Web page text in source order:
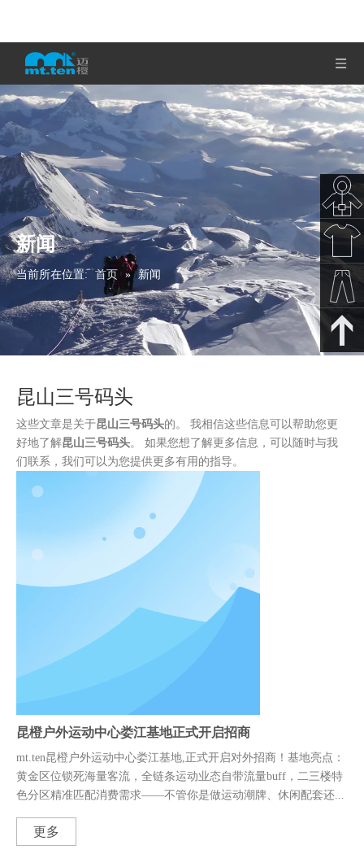
新闻
当前所在位置: 首页 » 新闻
昆山三号码头
这些文章是关于昆山三号码头的。 我相信这些信息可以帮助您更
好地了解昆山三号码头。 如果您想了解更多信息，可以随时与我
们联系，我们可以为您提供更多有用的指导。
昆橙户外运动中心娄江基地正式开启招商
mt.ten昆橙户外运动中心娄江基地,正式开启对外招商！基地亮点：
黄金区位锁死海量客流，全链条运动业态自带流量buff，二三楼特
色分区精准匹配消费需求——不管你是做运动潮牌、休闲配套还...
更多
秋冬新
春夏新
款
裤子下